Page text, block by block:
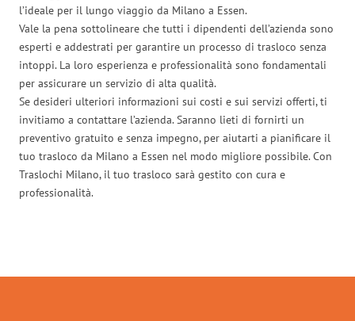
l’ideale per il lungo viaggio da Milano a Essen.
Vale la pena sottolineare che tutti i dipendenti dell’azienda sono
esperti e addestrati per garantire un processo di trasloco senza
intoppi. La loro esperienza e professionalità sono fondamentali
per assicurare un servizio di alta qualità.
Se desideri ulteriori informazioni sui costi e sui servizi offerti, ti
invitiamo a contattare l’azienda. Saranno lieti di fornirti un
preventivo gratuito e senza impegno, per aiutarti a pianificare il
tuo trasloco da Milano a Essen nel modo migliore possibile. Con
Traslochi Milano, il tuo trasloco sarà gestito con cura e
professionalità.